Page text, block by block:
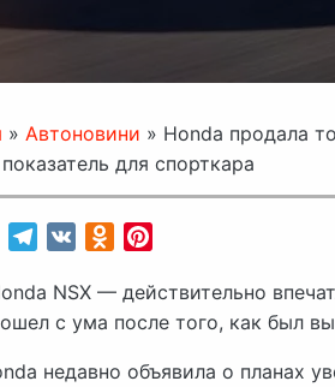
» Автоновини » Honda продала
для спорткара
TwitterTelegram
VK Odnoklassniki
NSX — действительно
с ума после того, как был
недавно объявила о планах